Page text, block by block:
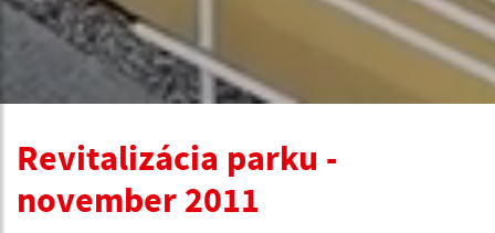
Revitalizácia parku -
november 2011